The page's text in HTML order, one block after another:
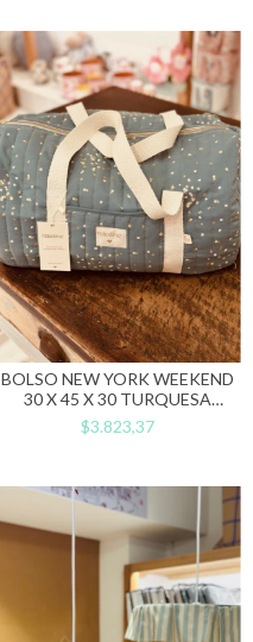
BOLSO NEW YORK WEEKEND
30 X 45 X 30 TURQUESA
CLARO CON GOLD
CONFETTI
$3.823,37